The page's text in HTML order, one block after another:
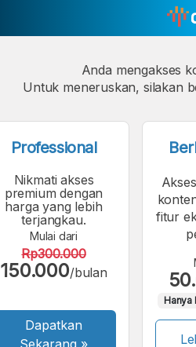
Anda mengakses
Untuk meneruskan, silakan
Professional
Nikmati akses
premium dengan
harga yang lebih
terjangkau.
Mulai dari
Rp300.000
150.000/bulan
Dapatkan
fitur
Hanya